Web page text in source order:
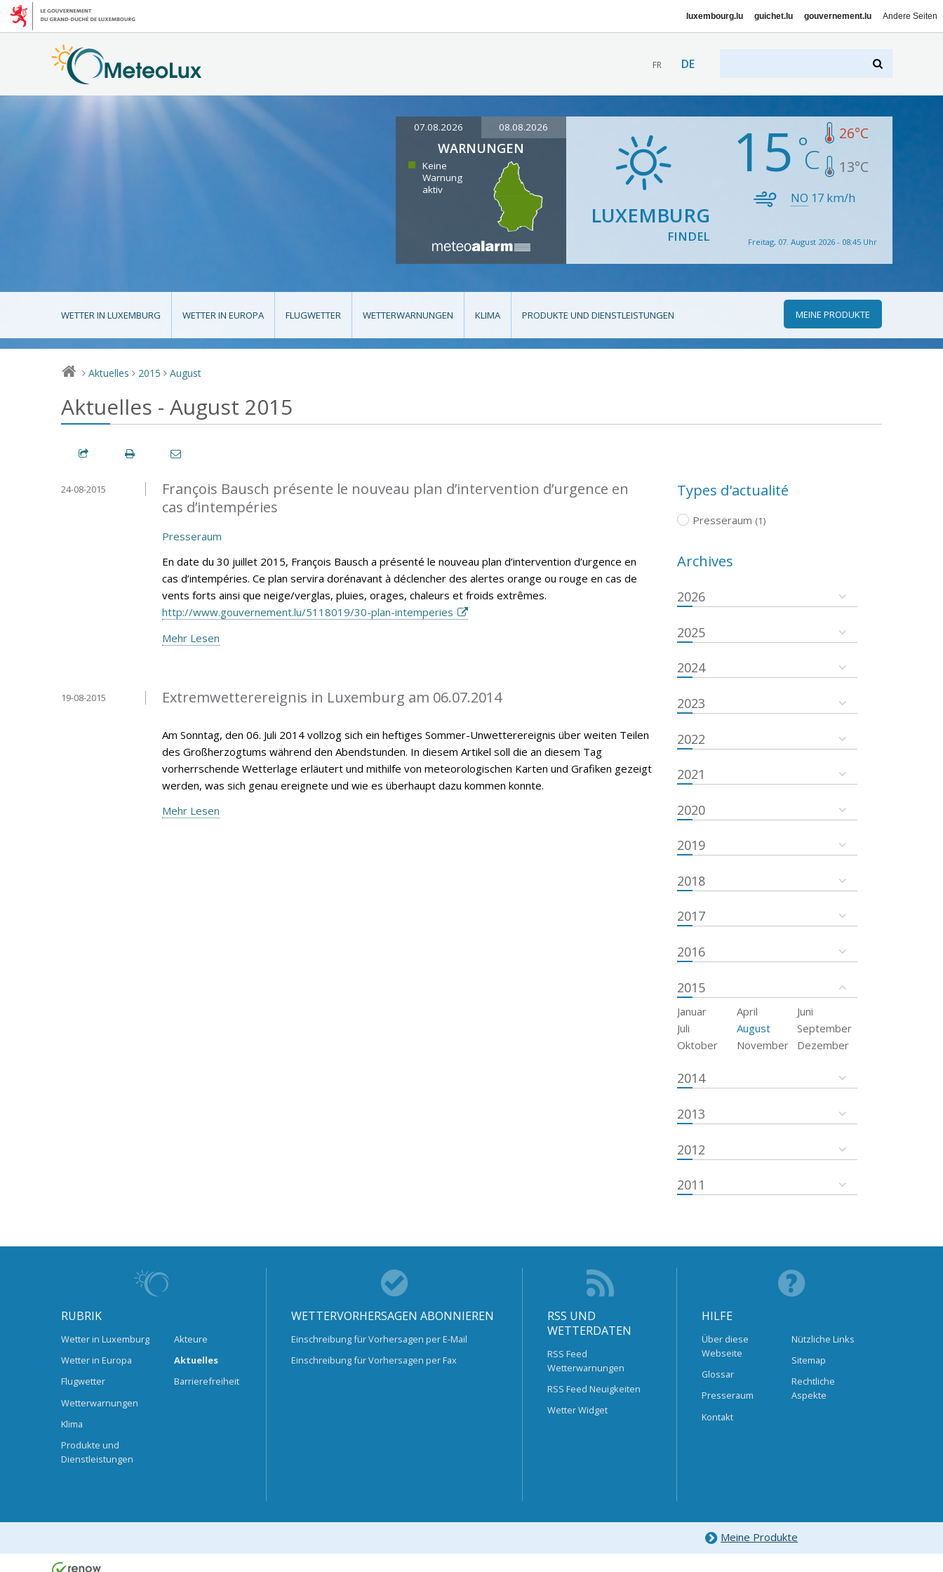
luxembourg.lu guichet.lu gouvernement.lu Andere Seiten
FR DE
07.08.2026 08.08.2026
WARNUNGEN
Keine
Warnung
aktiv
LUXEMBURG
FINDEL
15 26°C
13°C
NO 17 km/h
Freitag, 07. August 2026 - 08:45 Uhr
WETTER IN LUXEMBURG WETTER IN EUROPA FLUGWETTER WETTERWARNUNGEN KLIMA PRODUKTE UND DIENSTLEISTUNGEN MEINE PRODUKTE
> Aktuelles > 2015 > August
Aktuelles - August 2015
François Bausch présente le nouveau plan d’intervention d’urgence en
cas d’intempéries
24-08-2015
Presseraum
En date du 30 juillet 2015, François Bausch a présenté le nouveau plan d’intervention d’urgence en
cas d’intempéries. Ce plan servira dorénavant à déclencher des alertes orange ou rouge en cas de
vents forts ainsi que neige/verglas, pluies, orages, chaleurs et froids extrêmes.
http://www.gouvernement.lu/5118019/30-plan-intemperies
Mehr Lesen
Extremwetterereignis in Luxemburg am 06.07.2014
19-08-2015
Am Sonntag, den 06. Juli 2014 vollzog sich ein heftiges Sommer-Unwetterereignis über weiten Teilen
des Großherzogtums während den Abendstunden. In diesem Artikel soll die an diesem Tag
vorherrschende Wetterlage erläutert und mithilfe von meteorologischen Karten und Grafiken gezeigt
werden, was sich genau ereignete und wie es überhaupt dazu kommen konnte.
Mehr Lesen
Types d'actualité
Presseraum (1)
Archives
2026
2025
2024
2023
2022
2021
2020
2019
2018
2017
2016
2015
Januar April
Juni
Juli
August
September
Oktober
November Dezember
2014
2013
2012
2011
RUBRIK
Wetter in Luxemburg
Wetter in Europa
Flugwetter
Wetterwarnungen
Klima
Produkte und
Dienstleistungen
Akteure
Aktuelles
Barrierefreiheit
WETTERVORHERSAGEN ABONNIEREN
Einschreibung für Vorhersagen per E-Mail
Einschreibung für Vorhersagen per Fax
RSS UND
WETTERDATEN
RSS Feed
Wetterwarnungen
RSS Feed Neuigkeiten
Wetter Widget
HILFE
Über diese
Webseite
Glossar
Presseraum
Kontakt
Nützliche Links
Sitemap
Rechtliche
Aspekte
Meine Produkte